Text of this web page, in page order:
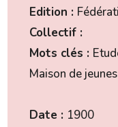
Edition :
Collectif :
Mots clés :
Maison de jeunes
Date : 1900